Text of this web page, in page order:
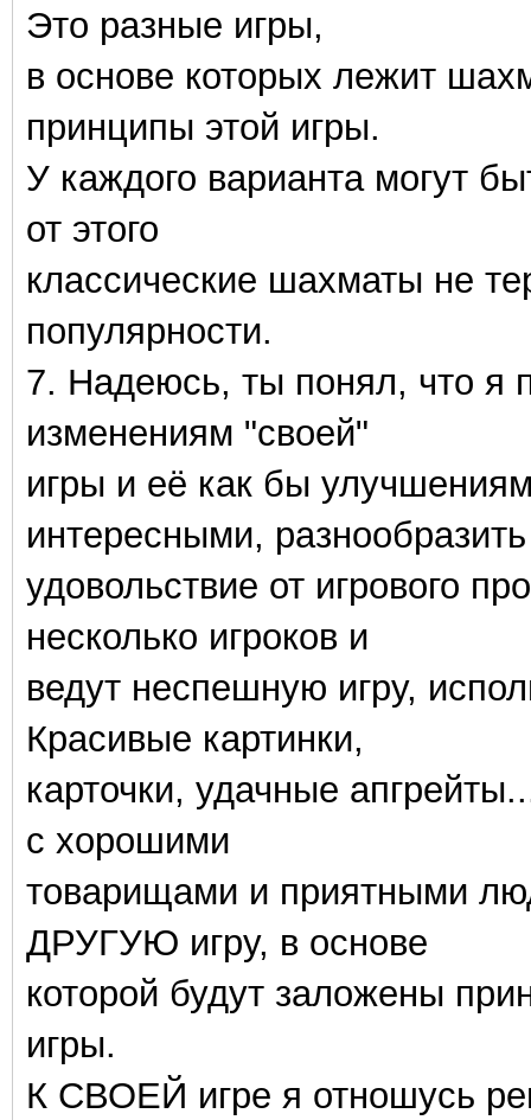
Это разные игры,
в основе которых лежит
принципы этой игры.
У каждого варианта могут
от этого
классические шахматы не
популярности.
7. Надеюсь, ты понял, что я
изменениям "своей"
игры и её как бы
интересными, разнообразить
удовольствие от игрового
несколько игроков и
ведут неспешную игру,
Красивые картинки,
карточки, удачные
с хорошими
товарищами и приятными
ДРУГУЮ игру, в основе
которой будут заложены
игры.
К СВОЕЙ игре я отношусь